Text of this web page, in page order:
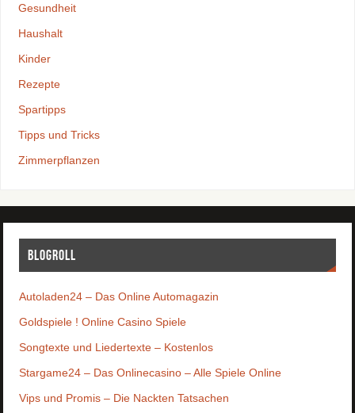
Gesundheit
Haushalt
Kinder
Rezepte
Spartipps
Tipps und Tricks
Zimmerpflanzen
Blogroll
Autoladen24 – Das Online Automagazin
Goldspiele ! Online Casino Spiele
Songtexte und Liedertexte – Kostenlos
Stargame24 – Das Onlinecasino – Alle Spiele Online
Vips und Promis – Die Nackten Tatsachen